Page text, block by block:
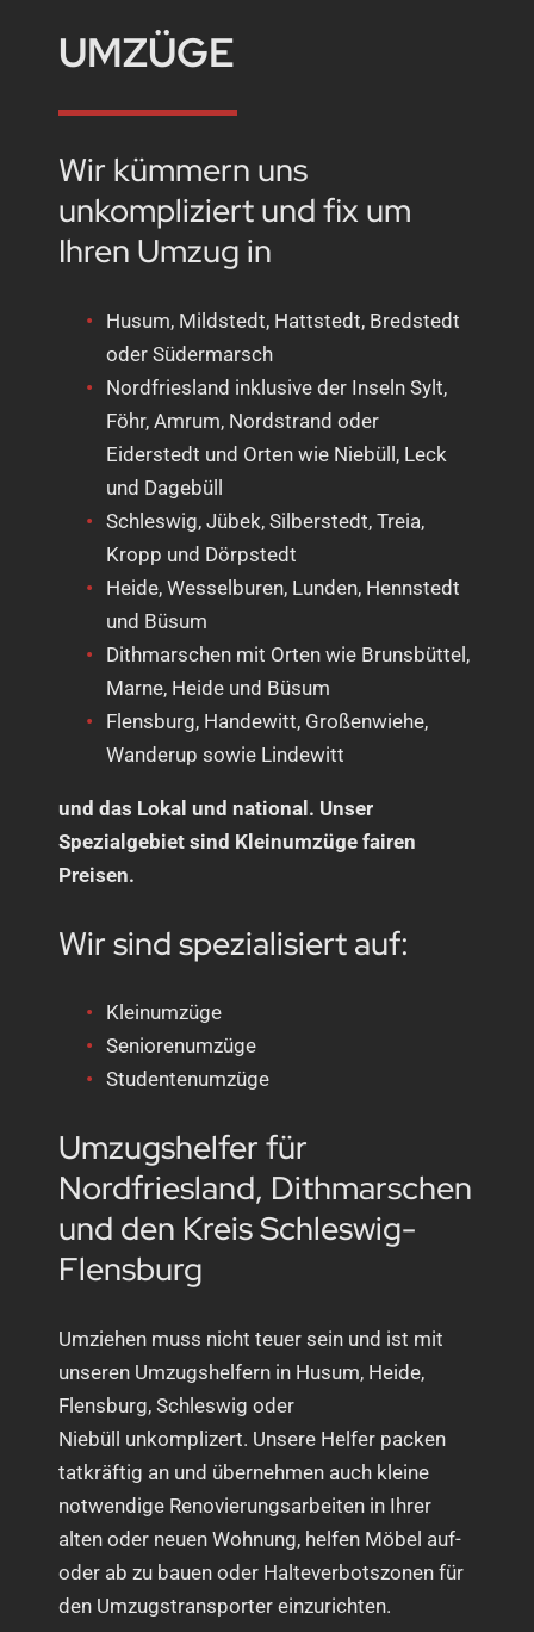
UMZÜGE
Wir kümmern uns
unkompliziert und fix um
Ihren Umzug in
Husum, Mildstedt, Hattstedt, Bredstedt
oder Südermarsch
Nordfriesland inklusive der Inseln Sylt,
Föhr, Amrum, Nordstrand oder
Eiderstedt und Orten wie Niebüll, Leck
und Dagebüll
Schleswig, Jübek, Silberstedt, Treia,
Kropp und Dörpstedt
Heide, Wesselburen, Lunden, Hennstedt
und Büsum
Dithmarschen mit Orten wie Brunsbüttel,
Marne, Heide und Büsum
Flensburg, Handewitt, Großenwiehe,
Wanderup sowie Lindewitt
und das Lokal und national. Unser
Spezialgebiet sind Kleinumzüge fairen
Preisen.
Wir sind spezialisiert auf:
Kleinumzüge
Seniorenumzüge
Studentenumzüge
Umzugshelfer für
Nordfriesland, Dithmarschen
und den Kreis Schleswig-
Flensburg
Umziehen muss nicht teuer sein und ist mit
unseren Umzugshelfern in Husum, Heide,
Flensburg, Schleswig oder
Niebüll unkomplizert. Unsere Helfer packen
tatkräftig an und übernehmen auch kleine
notwendige Renovierungsarbeiten in Ihrer
alten oder neuen Wohnung, helfen Möbel auf-
oder ab zu bauen oder Halteverbotszonen für
den Umzugstransporter einzurichten.